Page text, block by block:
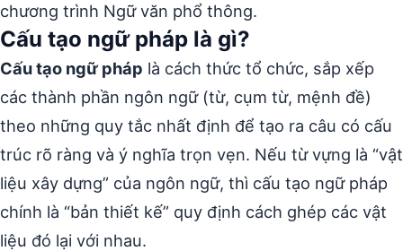
chương trình Ngữ văn phổ thông.
Cấu tạo ngữ pháp là gì?
Cấu tạo ngữ pháp là cách thức tổ chức, sắp xếp
các thành phần ngôn ngữ (từ, cụm từ, mệnh đề)
theo những quy tắc nhất định để tạo ra câu có cấu
trúc rõ ràng và ý nghĩa trọn vẹn. Nếu từ vựng là “vật
liệu xây dựng” của ngôn ngữ, thì cấu tạo ngữ pháp
chính là “bản thiết kế” quy định cách ghép các vật
liệu đó lại với nhau.